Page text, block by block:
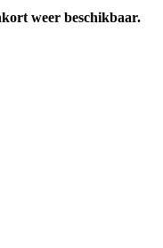
weer beschikbaar.